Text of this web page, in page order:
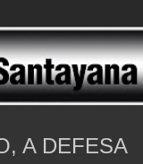
A DEFESA